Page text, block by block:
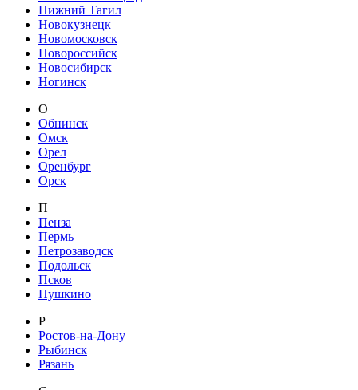
Нижний Тагил
Новокузнецк
Новомосковск
Новороссийск
Новосибирск
Ногинск
О
Обнинск
Омск
Орел
Оренбург
Орск
П
Пенза
Пермь
Петрозаводск
Подольск
Псков
Пушкино
Р
Ростов-на-Дону
Рыбинск
Рязань